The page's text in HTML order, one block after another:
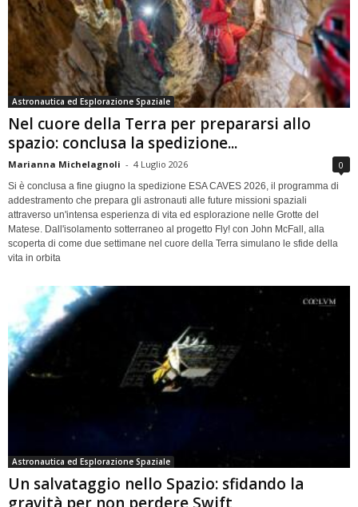
Astronautica ed Esplorazione Spaziale
Nel cuore della Terra per prepararsi allo
spazio: conclusa la spedizione...
Marianna Michelagnoli - 4 Luglio 2026 0
Si è conclusa a fine giugno la spedizione ESA CAVES 2026, il programma di
addestramento che prepara gli astronauti alle future missioni spaziali
attraverso un'intensa esperienza di vita ed esplorazione nelle Grotte del
Matese. Dall'isolamento sotterraneo al progetto Fly! con John McFall, alla
scoperta di come due settimane nel cuore della Terra simulano le sfide della
vita in orbita
Astronautica ed Esplorazione Spaziale
Un salvataggio nello Spazio: sfidando la